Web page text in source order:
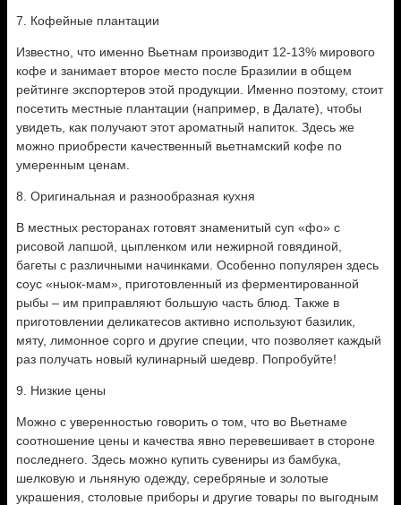
7. Кофейные плантации
Известно, что именно Вьетнам производит 12-13% мирового
кофе и занимает второе место после Бразилии в общем
рейтинге экспортеров этой продукции. Именно поэтому, стоит
посетить местные плантации (например, в Далате), чтобы
увидеть, как получают этот ароматный напиток. Здесь же
можно приобрести качественный вьетнамский кофе по
умеренным ценам.
8. Оригинальная и разнообразная кухня
В местных ресторанах готовят знаменитый суп «фо» с
рисовой лапшой, цыпленком или нежирной говядиной,
багеты с различными начинками. Особенно популярен здесь
соус «ныок-мам», приготовленный из ферментированной
рыбы – им приправляют большую часть блюд. Также в
приготовлении деликатесов активно используют базилик,
мяту, лимонное сорго и другие специи, что позволяет каждый
раз получать новый кулинарный шедевр. Попробуйте!
9. Низкие цены
Можно с уверенностью говорить о том, что во Вьетнаме
соотношение цены и качества явно перевешивает в стороне
последнего. Здесь можно купить сувениры из бамбука,
шелковую и льняную одежду, серебряные и золотые
украшения, столовые приборы и другие товары по выгодным